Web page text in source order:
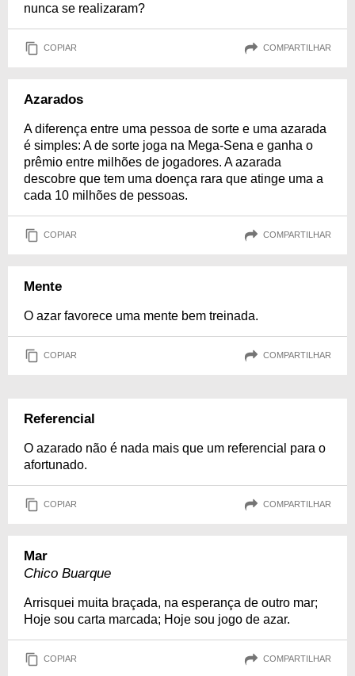
nunca se realizaram?
COPIAR COMPARTILHAR
Azarados
A diferença entre uma pessoa de sorte e uma azarada
é simples: A de sorte joga na Mega-Sena e ganha o
prêmio entre milhões de jogadores. A azarada
descobre que tem uma doença rara que atinge uma a
cada 10 milhões de pessoas.
COPIAR COMPARTILHAR
Mente
O azar favorece uma mente bem treinada.
COPIAR COMPARTILHAR
Referencial
O azarado não é nada mais que um referencial para o
afortunado.
COPIAR COMPARTILHAR
Mar
Chico Buarque
Arrisquei muita braçada, na esperança de outro mar;
Hoje sou carta marcada; Hoje sou jogo de azar.
COPIAR COMPARTILHAR